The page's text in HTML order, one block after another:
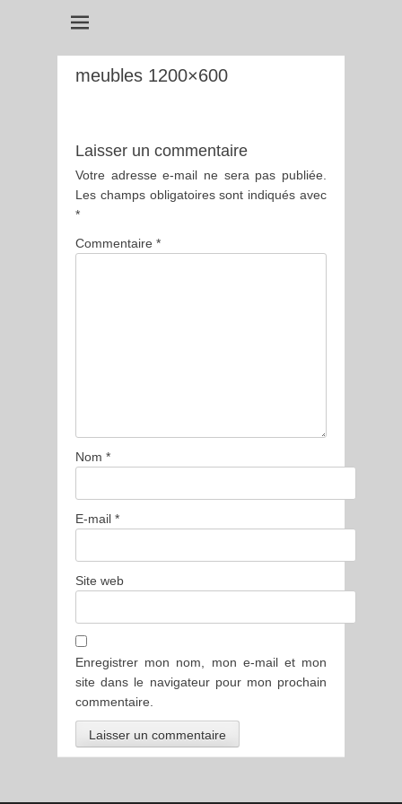
meubles 1200×600
Laisser un commentaire
Votre adresse e-mail ne sera pas publiée.
Les champs obligatoires sont indiqués avec
*
Commentaire *
Nom *
E-mail *
Site web
Enregistrer mon nom, mon e-mail et mon
site dans le navigateur pour mon prochain
commentaire.